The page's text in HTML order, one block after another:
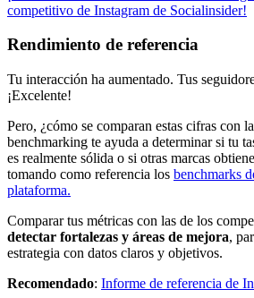
competitivo de Instagram de Socialinsider!
Rendimiento de referencia
Tu interacción ha aumentado. Tus
¡Excelente!
Pero, ¿cómo se comparan estas cifras con
benchmarking te ayuda a determinar si tu
es realmente sólida o si otras marcas
tomando como referencia los benchmarks
plataforma.
Comparar tus métricas con las de los
detectar fortalezas y áreas de mejora,
estrategia con datos claros y objetivos.
Recomendado: Informe de referencia de